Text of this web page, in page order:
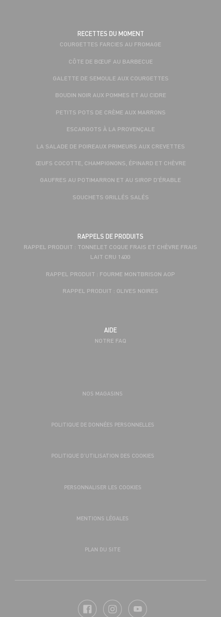
RECETTES DU MOMENT
COURGETTES FARCIES AU FROMAGE
CÔTE DE BŒUF AU BARBECUE
GALETTE DE SEMOULE AUX COURGETTES
BOUDIN NOIR AUX POMMES ET AU CIDRE
PETITS POTS DE CRÈME AUX MARRONS
ESCARGOTS À LA PROVENÇALE
LA SALADE DE POIREAUX PRIMEURS AUX CREVETTES
ŒUFS COCOTTE, CHAMPIGNONS, ÉPINARD ET CHÈVRE
GAUFRES AU POTIMARRON ET AU SIROP D'ÉRABLE
SOUCHETS GRILLÉS SALÉS
RAPPELS DE PRODUITS
RAPPEL PRODUIT : TONNELET COQUE FRAIS ET CHÈVRE FRAIS
LAIT CRU 140G
RAPPEL PRODUIT : FOURME MONTBRISON AOP
RAPPEL PRODUIT : OLIVES NOIRES
AIDE
NOTRE FAQ
NOS MAGASINS
POLITIQUE DE DONNÉES PERSONNELLES
POLITIQUE D’UTILISATION DES COOKIES
PERSONNALISER LES COOKIES
MENTIONS LÉGALES
PLAN DU SITE